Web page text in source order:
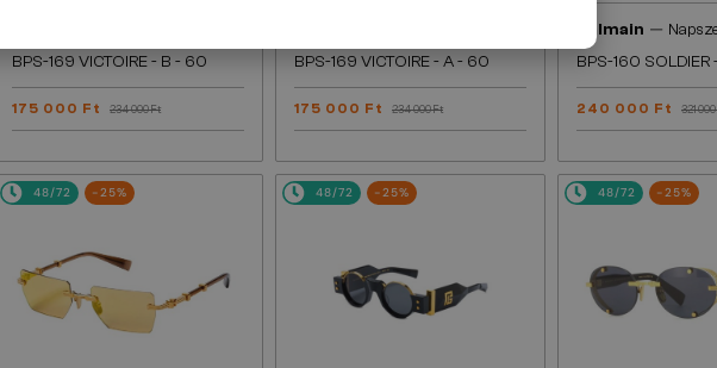
BPS-169 VICTOIRE - B - 60
175 000 Ft 234 000 Ft
BPS-169 VICTOIRE - A - 60
175 000 Ft 234 000 Ft
Balmain —
BPS-160 SOLDIER
240 000 Ft 321
48/72 -25% 48/72 -25% 48/72 -25%